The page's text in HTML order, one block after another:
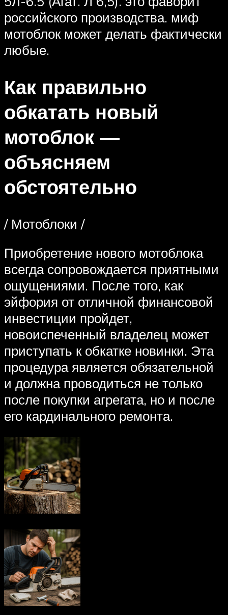
российского производства. миф
мотоблок может делать фактически
любые.
Как правильно
обкатать новый
мотоблок —
объясняем
обстоятельно
/ Мотоблоки /
Приобретение нового мотоблока
всегда сопровождается приятными
ощущениями. После того, как
эйфория от отличной финансовой
инвестиции пройдет,
новоиспеченный владелец может
приступать к обкатке новинки. Эта
процедура является обязательной
и должна проводиться не только
после покупки агрегата, но и после
его кардинального ремонта.